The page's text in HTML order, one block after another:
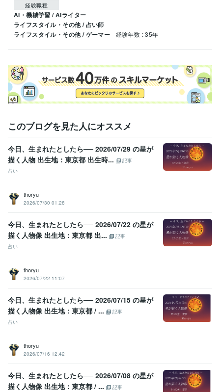
経験職種
AI・機械学習 / AIライター
ライフスタイル・その他 / 占い師
ライフスタイル・その他 / ゲーマー
経験年数 : 35年
このブログを見た人にオススメ
今日、生まれたとしたら── 2026/07/29 の星が
描く人物 出生地：東京都 出生時...
記事
占い
thoryu
2026/07/30 01:28
今日、生まれたとしたら── 2026/07/22 の星が
描く人物像 出生地：東京都 出...
記事
占い
thoryu
2026/07/22 11:07
今日、生まれたとしたら── 2026/07/15 の星が
描く人物像 出生地：東京都 / ...
記事
占い
thoryu
2026/07/16 12:42
今日、生まれたとしたら── 2026/07/08 の星が
描く人物像 出生地：東京都 / ...
記事